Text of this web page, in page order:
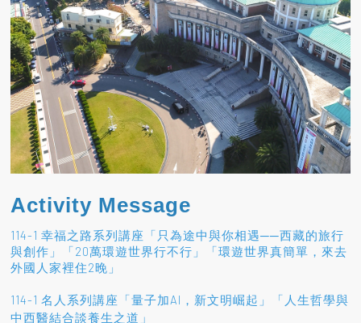
Activity Message
114-1 幸福之路系列講座「只為途中與你相遇──西藏的旅行
與創作」「20萬環遊世界行不行」「環遊世界真簡單，來去
外國人家裡住2晚」
114-1 名人系列講座「量子加AI，新文明崛起」「人生哲學與
中西醫結合談養生之道 」